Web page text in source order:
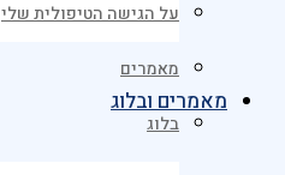
מאמרים
בלוג
על הגישה הטיפולית שלי
מאמרים ובלוג